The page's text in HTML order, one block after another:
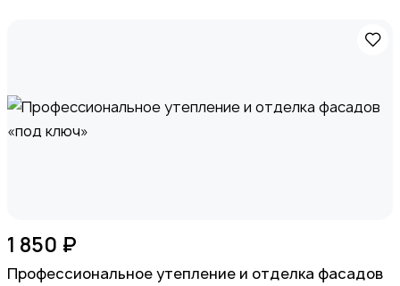
1 850 ₽
Профессиональное утепление и отделка фасадов